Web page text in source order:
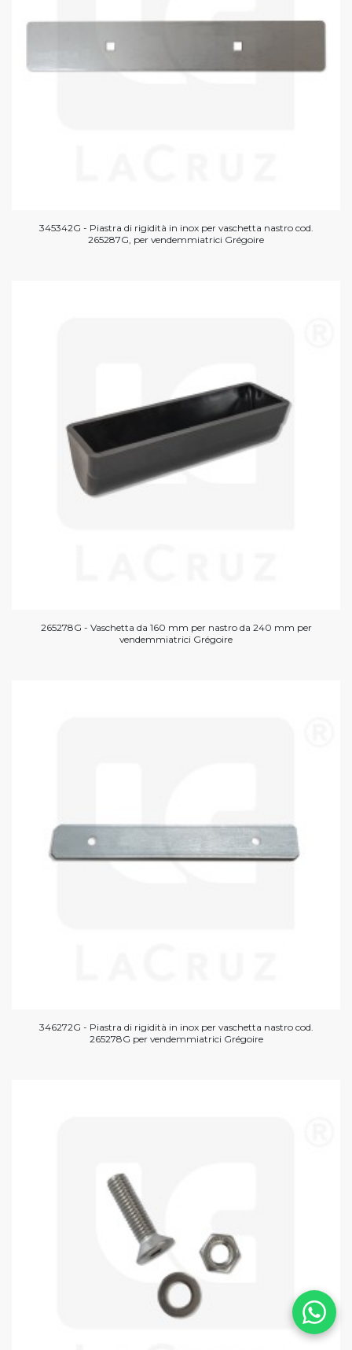
345342G - Piastra di rigidità in inox per vaschetta nastro cod.
265287G, per vendemmiatrici Grégoire
265278G - Vaschetta da 160 mm per nastro da 240 mm per
vendemmiatrici Grégoire
346272G - Piastra di rigidità in inox per vaschetta nastro cod.
265278G per vendemmiatrici Grégoire